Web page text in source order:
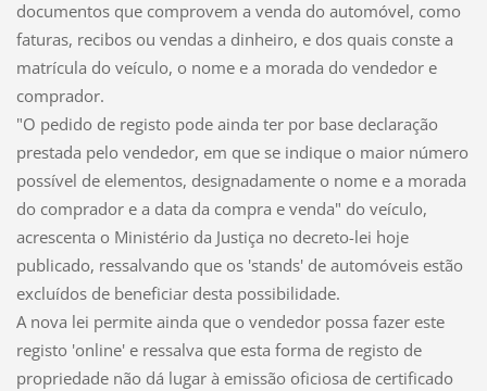
documentos que comprovem a venda do automóvel, como
faturas, recibos ou vendas a dinheiro, e dos quais conste a
matrícula do veículo, o nome e a morada do vendedor e
comprador.
"O pedido de registo pode ainda ter por base declaração
prestada pelo vendedor, em que se indique o maior número
possível de elementos, designadamente o nome e a morada
do comprador e a data da compra e venda" do veículo,
acrescenta o Ministério da Justiça no decreto-lei hoje
publicado, ressalvando que os 'stands' de automóveis estão
excluídos de beneficiar desta possibilidade.
A nova lei permite ainda que o vendedor possa fazer este
registo 'online' e ressalva que esta forma de registo de
propriedade não dá lugar à emissão oficiosa de certificado